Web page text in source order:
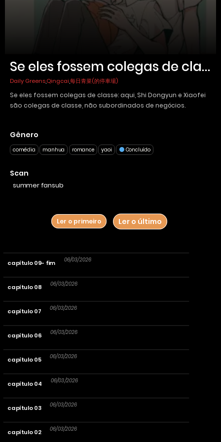
Se eles fossem colegas de classe
Daily GreensQingcai每日青菜(的停車場)
Se eles fossem colegas de classe: aqui, Shi Dongyun e Xiaofei
são colegas de classe, não subordinados de negócios.
Essa história é um especial da obra: “Dia de Folga”.
Gênero
comédia manhua romance yaoi Concluído
Scan
summer fansub
Ler o primeiro Ler o último
capítulo 09- fim 06/03/2026
capítulo 08 06/03/2026
capítulo 07 06/03/2026
capítulo 06 06/03/2026
capítulo 05 06/03/2026
capítulo 04 06/03/2026
capítulo 03 06/03/2026
capítulo 02 06/03/2026